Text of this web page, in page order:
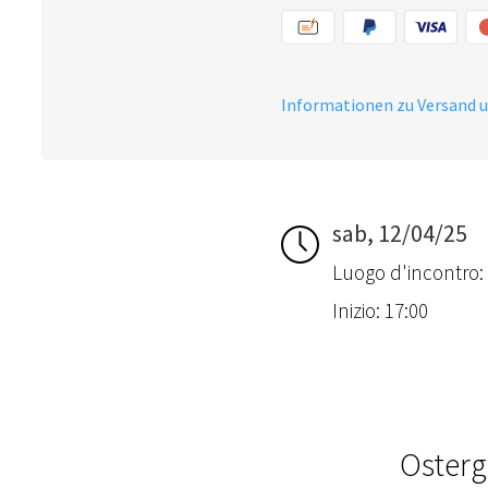
Informationen zu Versand
sab, 12/04/25
Luogo d'incontro:
Inizio: 17:00